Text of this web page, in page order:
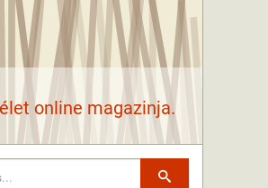
online magazinja.